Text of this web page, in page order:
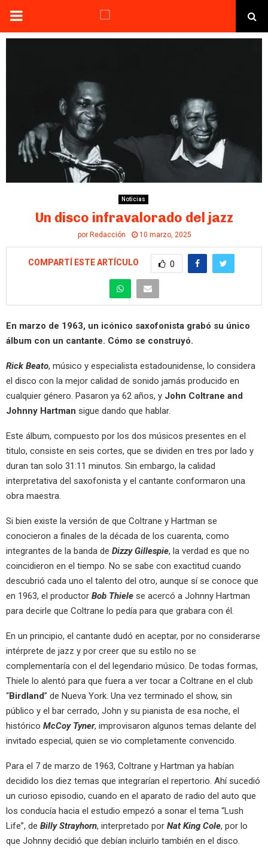
PRIMARY
Noticias
Un disco infravalorado del jazz
por Redacción 10 marzo, 2025
COMPARTÍ ESTE ARTÍCULO 0
En marzo de 1963, un icónico saxofonista grabó su único
álbum con un cantante. Cómo se construyó.
Rick Beato, músico y especialista estadounidense, lo considera
el disco con la mejor calidad de sonido jamás producido en
cualquier género. Pasaron ya 62 años, y John Coltrane and
Johnny Hartman sigue dando que hablar.
Este álbum, compuesto por los dos músicos presentes en el
titulo, consiste en seis cortes, que se dividen en tres por lado y
duran tan solo 31:11 minutos. Sin embargo, la calidad
interpretativa del saxofonista y el cantante conformaron una
obra maestra.
Si bien existe la versión de que Coltrane y Hartman se
conocieron a finales de la década de los cuarenta, como
integrantes de la banda de Dizzy Gillespie, la verdad es que no
coincidieron en el tiempo. No se sabe con exactitud cuando
descubrió cada uno el talento del otro, aunque sí se conoce que
en 1963, el productor Bob Thiele se acercó a Johnny Hartman
para decirle que Coltrane lo pedía para que grabara con él.
En un principio, el cantante dudó en aceptar, por no considerarse
intérprete de jazz y por creer que su estilo no se
complementaría con el del legendario músico. De todas formas,
Thiele lo alentó para que fuera a ver tocar a Coltrane en el club
“Birdland” de Nueva York. Una vez terminado el show, sin
público y el bar cerrado, John y su pianista de esa noche, el
histórico McCoy Tyner, improvisaron algunos temas delante del
invitado especial, quien se vio completamente convencido.
Para el 7 de marzo de 1963, Coltrane y Hartman ya habían
decidido los diez temas que integrarían el repertorio. Ahí sucedió
un curioso episodio, cuando en el aparato de radio del auto que
los conducía hacia el estudio empezó a sonar el tema “Lush
Life”, de Billy Strayhorn, interpretado por Nat King Cole, por lo
que Johnny decidió que debían incluirlo también en el disco.